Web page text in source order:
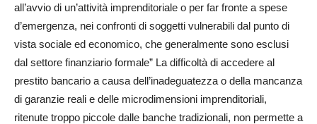
all’avvio di un’attività imprenditoriale o per far fronte a spese
d’emergenza, nei confronti di soggetti vulnerabili dal punto di
vista sociale ed economico, che generalmente sono esclusi
dal settore finanziario formale” La difficoltà di accedere al
prestito bancario a causa dell’inadeguatezza o della mancanza
di garanzie reali e delle microdimensioni imprenditoriali,
ritenute troppo piccole dalle banche tradizionali, non permette a